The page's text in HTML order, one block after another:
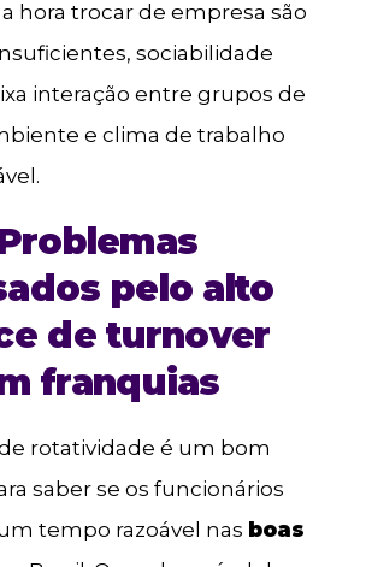
hora trocar de empresa são
sociabilidade
interação entre grupos de
e clima de trabalho
pelo alto
de turnover
franquias
rotatividade é um bom
saber se os funcionários
tempo razoável nas boas